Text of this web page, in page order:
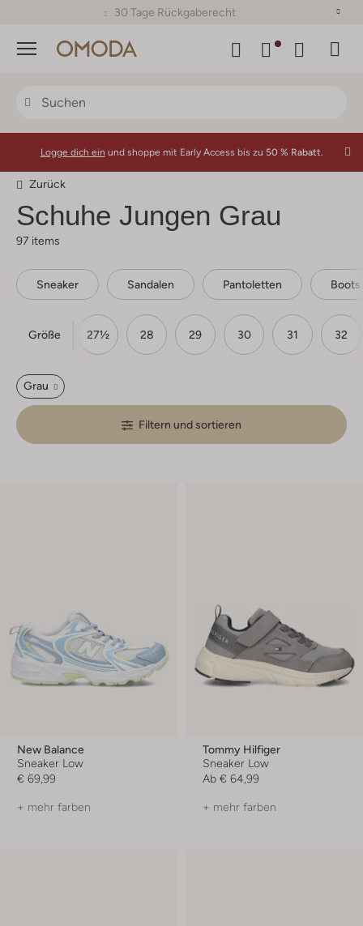
30 Tage Rückgaberecht
Menü
Logge dich ein und shoppe mit Early Access bis zu 50 % Rabatt.
Zurück
Schuhe Jungen Grau
97 items
Sneaker Sandalen Pantoletten Boots
Größe
27 27½ 28 29 30 31 32
Grau
Filtern und sortieren
New Balance
Sneaker Low
€ 69,99
+ mehr farben
Tommy Hilfiger
Sneaker Low
Ab € 64,99
+ mehr farben